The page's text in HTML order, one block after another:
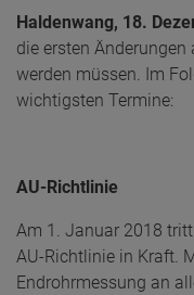
Haldenwang, 18.
die ersten
werden müssen. Im
wichtigsten Termine:
AU-Richtlinie
Am 1. Januar 2018
AU-Richtlinie in Kraft.
Endrohrmessung an